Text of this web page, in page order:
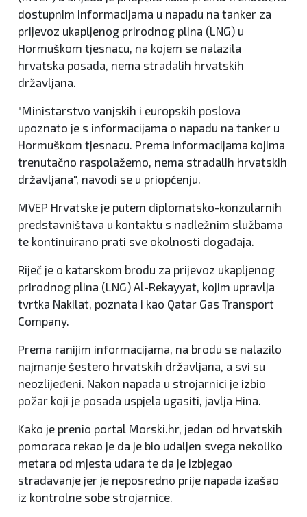
dostupnim informacijama u napadu na tanker za
prijevoz ukapljenog prirodnog plina (LNG) u
Hormuškom tjesnacu, na kojem se nalazila
hrvatska posada, nema stradalih hrvatskih
državljana.
"Ministarstvo vanjskih i europskih poslova
upoznato je s informacijama o napadu na tanker u
Hormuškom tjesnacu. Prema informacijama kojima
trenutačno raspolažemo, nema stradalih hrvatskih
državljana", navodi se u priopćenju.
MVEP Hrvatske je putem diplomatsko-konzularnih
predstavništava u kontaktu s nadležnim službama
te kontinuirano prati sve okolnosti događaja.
Riječ je o katarskom brodu za prijevoz ukapljenog
prirodnog plina (LNG) Al-Rekayyat, kojim upravlja
tvrtka Nakilat, poznata i kao Qatar Gas Transport
Company.
Prema ranijim informacijama, na brodu se nalazilo
najmanje šestero hrvatskih državljana, a svi su
neozlijeđeni. Nakon napada u strojarnici je izbio
požar koji je posada uspjela ugasiti, javlja Hina.
Kako je prenio portal Morski.hr, jedan od hrvatskih
pomoraca rekao je da je bio udaljen svega nekoliko
metara od mjesta udara te da je izbjegao
stradavanje jer je neposredno prije napada izašao
iz kontrolne sobe strojarnice.